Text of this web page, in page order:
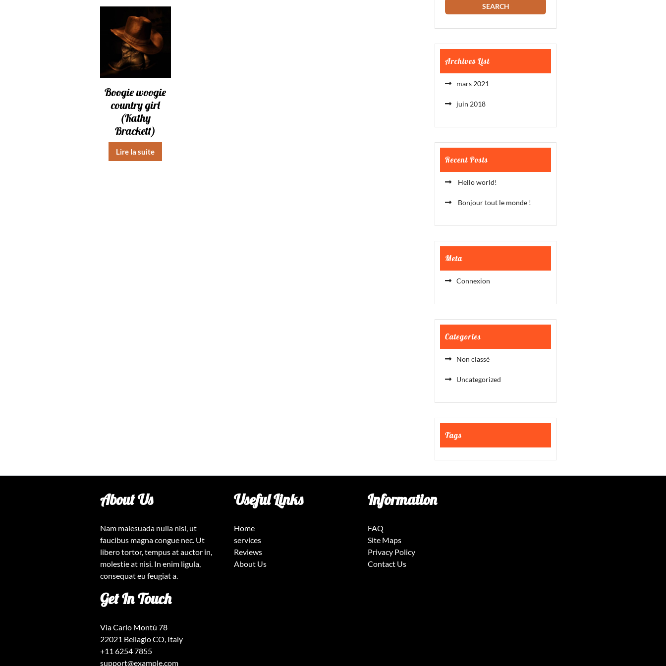
Boogie woogie
country girl
(Kathy
Brackett)
Lire la suite
Archives List
mars 2021
juin 2018
Recent Posts
Hello world!
Bonjour tout le monde !
Meta
Connexion
Categories
Non classé
Uncategorized
Tags
About Us
Nam malesuada nulla nisi, ut
faucibus magna congue nec. Ut
libero tortor, tempus at auctor in,
molestie at nisi. In enim ligula,
consequat eu feugiat a.
Useful Links
Home
services
Reviews
About Us
Information
FAQ
Site Maps
Privacy Policy
Contact Us
Get In Touch
Via Carlo Montù 78
22021 Bellagio CO, Italy
+11 6254 7855
support@example.com